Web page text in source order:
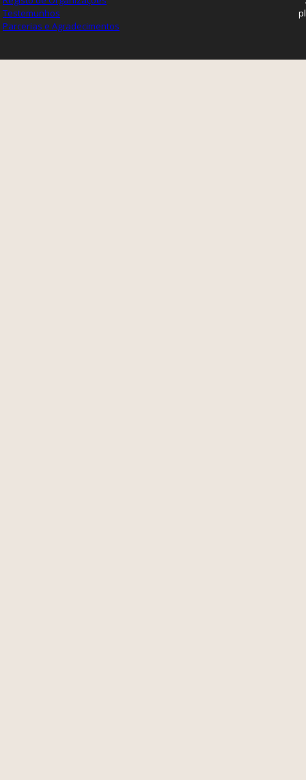
Testemunhos
Parcerias e Agradecimentos